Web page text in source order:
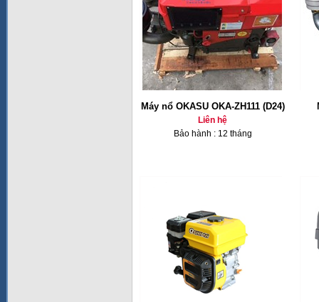
Máy nổ OKASU OKA-ZH111 (D24)
Liên hệ
Bảo hành : 12 tháng